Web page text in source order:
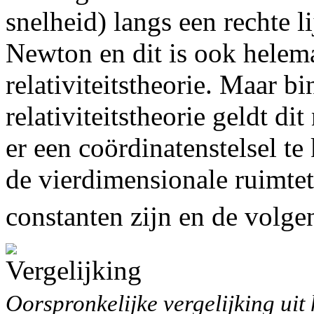
snelheid) langs een rechte
Newton en dit is ook
relativiteitstheorie. Maar
relativiteitstheorie geldt
er een coördinatenstelsel
de vierdimensionale
constanten zijn en de
Oorspronkelijke vergelijking uit